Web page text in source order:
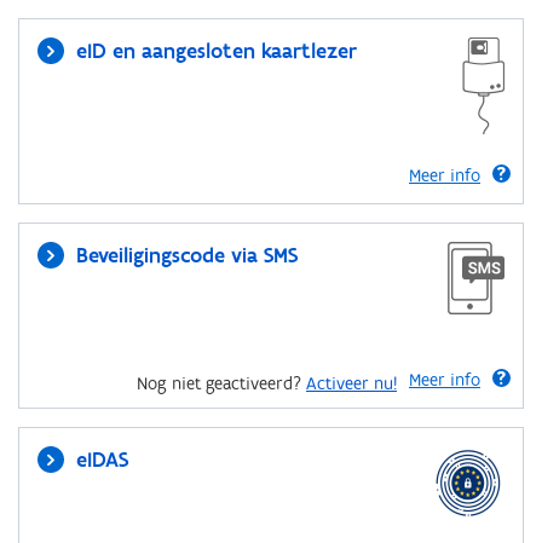
eID en aangesloten kaartlezer
Meer info
Beveiligingscode via SMS
Meer info
Nog niet geactiveerd? Activeer nu!
eIDAS